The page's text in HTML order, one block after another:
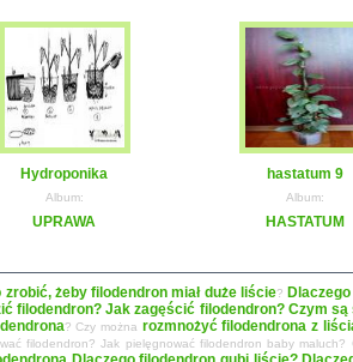
Hydroponika
Album:
UPRAWA
hastatum 9
Album:
HASTATUM
zrobić, żeby filodendron miał duże liście?
filodendron? Jak zagęścić filodendron? Czym są
? Czy można rozmnożyć filodendrona z
filodendron? Jak pielęgnować filodendron baby maluch?